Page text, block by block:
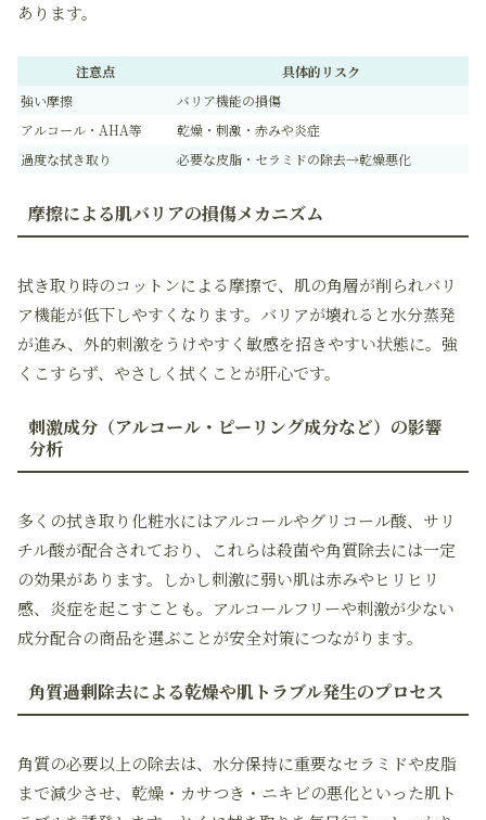
あります。
注意点
具体的リスク
強い摩擦
バリア機能の損傷
アルコール・AHA等
乾燥・刺激・赤みや炎症
過度な拭き取り
必要な皮脂・セラミドの除去→乾燥悪化
摩擦による肌バリアの損傷メカニズム
拭き取り時のコットンによる摩擦で、肌の角層が削られバリ
ア機能が低下しやすくなります。バリアが壊れると水分蒸発
が進み、外的刺激をうけやすく敏感を招きやすい状態に。強
くこすらず、やさしく拭くことが肝心です。
刺激成分（アルコール・ピーリング成分など）の影響
分析
多くの拭き取り化粧水にはアルコールやグリコール酸、サリ
チル酸が配合されており、これらは殺菌や角質除去には一定
の効果があります。しかし刺激に弱い肌は赤みやヒリヒリ
感、炎症を起こすことも。アルコールフリーや刺激が少ない
成分配合の商品を選ぶことが安全対策につながります。
角質過剰除去による乾燥や肌トラブル発生のプロセス
角質の必要以上の除去は、水分保持に重要なセラミドや皮脂
まで減少させ、乾燥・カサつき・ニキビの悪化といった肌ト